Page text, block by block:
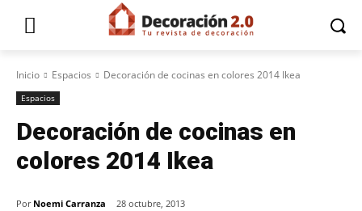
Inicio Espacios Decoración de cocinas en colores 2014 Ikea
Espacios
Decoración de cocinas en
colores 2014 Ikea
Por Noemi Carranza 28 octubre, 2013